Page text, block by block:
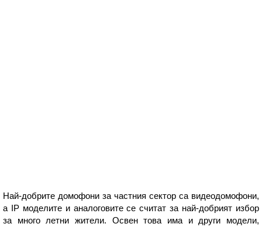
Най-добрите домофони за частния сектор са видеодомофони,
а IP моделите и аналоговите се считат за най-добрият избор
за много летни жители. Освен това има и други модели,